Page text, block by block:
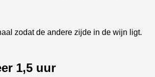
zodat de andere zijde in de wijn ligt.
1,5 uur